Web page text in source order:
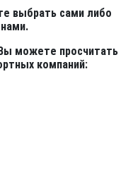
выбрать сами либо
можете просчитать
компаний: